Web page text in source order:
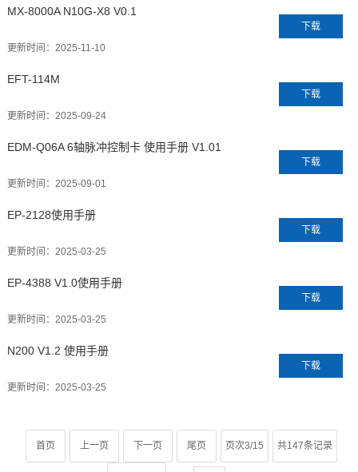
MX-8000A N10G-X8 V0.1
更新时间： 2025-11-10
下载
EFT-114M
更新时间： 2025-09-24
下载
EDM-Q06A 6轴脉冲控制卡 使用手册 V1.01
更新时间： 2025-09-01
下载
EP-2128使用手册
更新时间： 2025-03-25
下载
EP-4388 V1.0使用手册
更新时间： 2025-03-25
下载
N200 V1.2 使用手册
更新时间： 2025-03-25
下载
首页 上一页 下一页 尾页 页次3/15 共147条记录